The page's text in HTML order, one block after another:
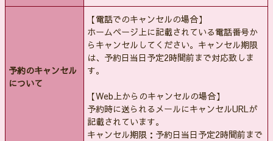
予約のキャンセル
について
【電話でのキャンセルの場合】
ホームページ上に記載されている電話番号か
らキャンセルしてください。キャンセル期限
は、予約日当日予定2時間前まで対応致しま
す。
【Web上からのキャンセルの場合】
予約時に送られるメールにキャンセルURLが
記載されています。
キャンセル期限：予約日当日予定2時間前まで